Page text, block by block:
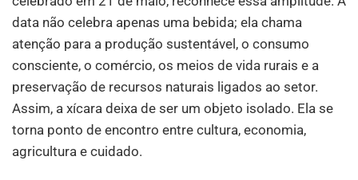
data não celebra apenas uma bebida; ela chama
atenção para a produção sustentável, o consumo
consciente, o comércio, os meios de vida rurais e a
preservação de recursos naturais ligados ao setor.
Assim, a xícara deixa de ser um objeto isolado. Ela se
torna ponto de encontro entre cultura, economia,
agricultura e cuidado.